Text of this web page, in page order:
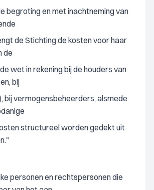
begroting en met inachtneming van
de Stichting de kosten voor haar
de
wet in rekening bij de houders van
bij
bij vermogensbeheerders, alsmede
structureel worden gedekt uit
personen en rechtspersonen die